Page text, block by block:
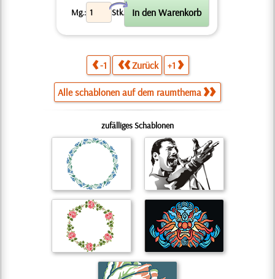
Mg.: Stk.
X
-1 Zurück +1
Alle schablonen auf dem raumthema
zufälliges Schablonen